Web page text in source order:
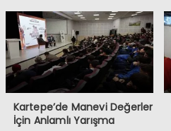
Kartepe’de Manevi Değerler
İçin Anlamlı Yarışma